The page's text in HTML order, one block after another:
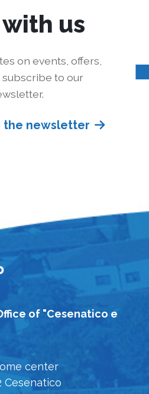
us
on events, offers,
subscribe to our
the newsletter
of "Cesenatico e
center
Cesenatico